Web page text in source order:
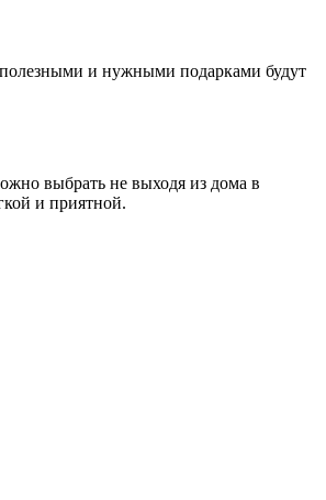
и нужными подарками будут
выбрать не выходя из дома в
и приятной.